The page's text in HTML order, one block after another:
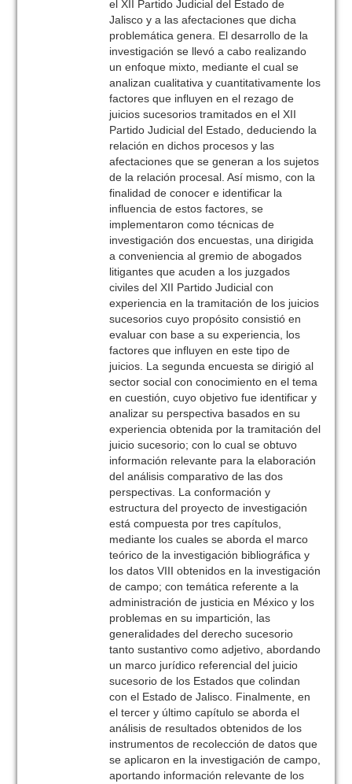
el XII Partido Judicial del Estado de
Jalisco y a las afectaciones que dicha
problemática genera. El desarrollo de la
investigación se llevó a cabo realizando
un enfoque mixto, mediante el cual se
analizan cualitativa y cuantitativamente los
factores que influyen en el rezago de
juicios sucesorios tramitados en el XII
Partido Judicial del Estado, deduciendo la
relación en dichos procesos y las
afectaciones que se generan a los sujetos
de la relación procesal. Así mismo, con la
finalidad de conocer e identificar la
influencia de estos factores, se
implementaron como técnicas de
investigación dos encuestas, una dirigida
a conveniencia al gremio de abogados
litigantes que acuden a los juzgados
civiles del XII Partido Judicial con
experiencia en la tramitación de los juicios
sucesorios cuyo propósito consistió en
evaluar con base a su experiencia, los
factores que influyen en este tipo de
juicios. La segunda encuesta se dirigió al
sector social con conocimiento en el tema
en cuestión, cuyo objetivo fue identificar y
analizar su perspectiva basados en su
experiencia obtenida por la tramitación del
juicio sucesorio; con lo cual se obtuvo
información relevante para la elaboración
del análisis comparativo de las dos
perspectivas. La conformación y
estructura del proyecto de investigación
está compuesta por tres capítulos,
mediante los cuales se aborda el marco
teórico de la investigación bibliográfica y
los datos VIII obtenidos en la investigación
de campo; con temática referente a la
administración de justicia en México y los
problemas en su impartición, las
generalidades del derecho sucesorio
tanto sustantivo como adjetivo, abordando
un marco jurídico referencial del juicio
sucesorio de los Estados que colindan
con el Estado de Jalisco. Finalmente, en
el tercer y último capítulo se aborda el
análisis de resultados obtenidos de los
instrumentos de recolección de datos que
se aplicaron en la investigación de campo,
aportando información relevante de los